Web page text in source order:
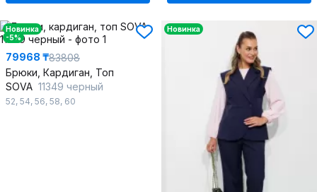
Новинка
-5%
79968 ₸83808
Брюки, Кардиган, Топ
SOVA 11349 черный
52, 54, 56, 58, 60
Новинка